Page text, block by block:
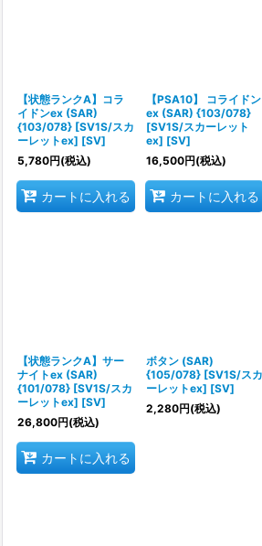
絞り込む
【状態ランクA】コラ
イドンex (SAR)
{103/078} [SV1S/スカ
ーレットex] [SV]
5,780円(税込)
カートに入れる
【PSA10】 コライドン
ex (SAR) {103/078}
[SV1S/スカーレット
ex] [SV]
16,500円(税込)
カートに入れる
【状態ランクA】サー
ナイトex (SAR)
{101/078} [SV1S/スカ
ーレットex] [SV]
26,800円(税込)
カートに入れる
ボタン (SAR)
{105/078} [SV1S/スカ
ーレットex] [SV]
2,280円(税込)